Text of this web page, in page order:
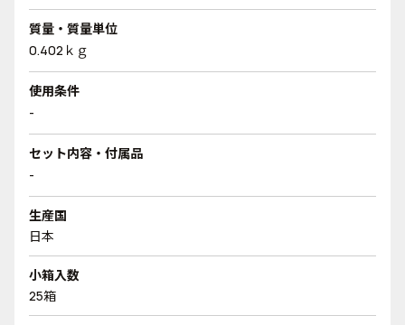
質量・質量単位
0.402ｋｇ
使用条件
-
セット内容・付属品
-
生産国
日本
小箱入数
25箱